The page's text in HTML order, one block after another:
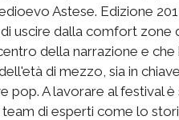
Astese. Edizione
uscire dalla comfort zone
della narrazione e
di mezzo, sia in
pop. A lavorare al festival
team di esperti come lo